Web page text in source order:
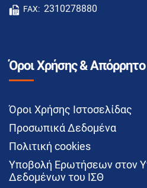
FAX: 2310278880
Όροι Χρήσης & Απόρρητο
Όροι Χρήσης Ιστοσελίδας
Προσωπικά Δεδομένα
Πολιτική cookies
Υποβολή Ερωτήσεων στον
Δεδομένων του ΙΣΘ